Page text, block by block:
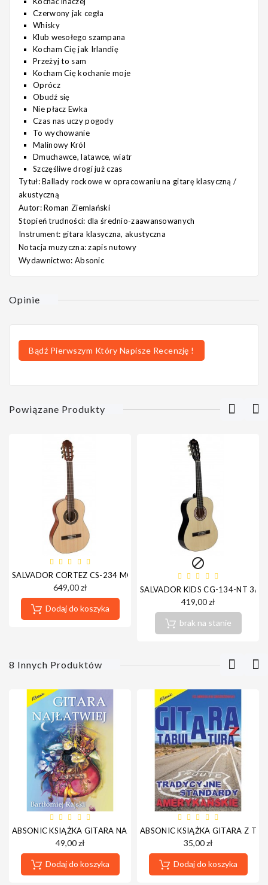
Czerwony jak cegła
Whisky
Klub wesołego szampana
Kocham Cię jak Irlandię
Przeżyj to sam
Kocham Cię kochanie moje
Oprócz
Obudź się
Nie płacz Ewka
Czas nas uczy pogody
To wychowanie
Malinowy Król
Dmuchawce, latawce, wiatr
Szczęśliwe drogi już czas
Tytuł: Ballady rockowe w opracowaniu na gitarę klasyczną /
akustyczną
Autor: Roman Ziemlański
Stopień trudności: dla średnio-zaawansowanych
Instrument: gitara klasyczna, akustyczna
Notacja muzyczna: zapis nutowy
Wydawnictwo: Absonic
Opinie
Bądź Pierwszym Który Napisze Recenzję !
Powiązane Produkty
SALVADOR CORTEZ CS-234 MODEL 3/4 GITARA KLASYCZNA
649,00 zł
Dodaj do koszyka

SALVADOR KIDS CG-134-NT 3/4
419,00 zł
brak na stanie
8 Innych Produktów
ABSONIC KSIĄŻKA GITARA NAJŁATWIEJ
49,00 zł
Dodaj do koszyka
ABSONIC KSIĄŻKA GITARA Z
35,00 zł
Dodaj do koszyka